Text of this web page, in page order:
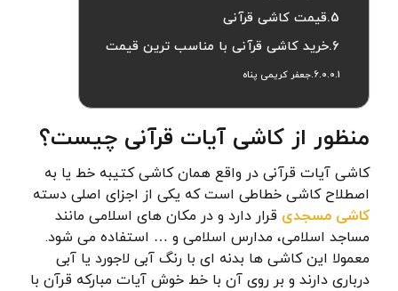
قیمت کاشی قرآنی
خرید کاشی قرآنی با مناسب ترین قیمت
جعفر کریمی پناه
منظور از کاشی آیات قرآنی چیست؟
کاشی آیات قرآنی در واقع همان کاشی کتیبه خط یا به
اصطلاح کاشی خطاطی است که یکی از اجزای اصلی دسته
کاشی مسجدی قرار دارد و در مکان های اسلامی مانند
مساجد اسلامی، مدارس اسلامی و … استفاده می شود.
معمولا این کاشی ها بدنه ای با رنگ آبی لاجورد یا آبی
درباری دارند و بر روی آن با خط خوش آیات مبارکه قرآن با